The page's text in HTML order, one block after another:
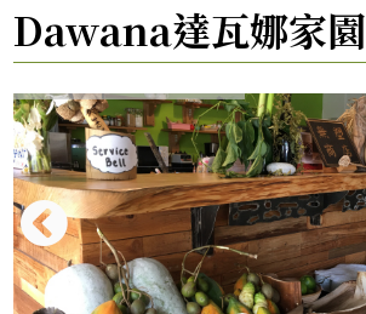
Dawana達瓦娜家園